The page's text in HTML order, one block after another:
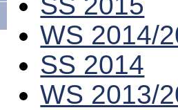
WS 2014/
SS 2014
WS 2013/